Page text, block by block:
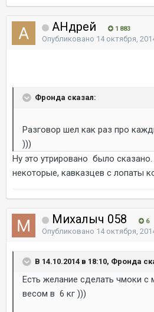
AHдрей 1 883
Опубликовано 14 октября,
Фронда сказал:
Разговор шел как раз про
)))
Ну это утрировано было
некоторые, кавказцев с лопаты
Михалыч 058 6
Опубликовано 14 октября,
В 14.10.2014 в 18:10, Фронда
Есть желание сделать чмоки с
весом в 6 кг )))